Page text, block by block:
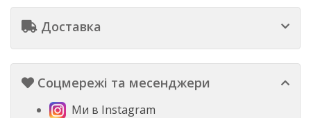
Доставка
Соцмережі та месенджери
Ми в Instagram